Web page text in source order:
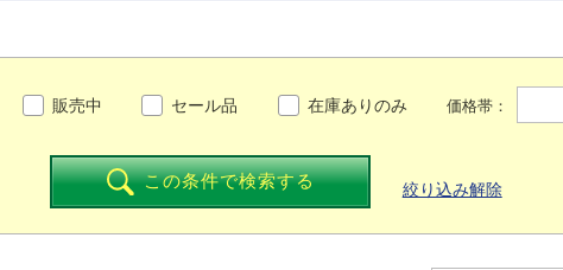
販売中 セール品 在庫ありのみ 価格帯：
この条件で検索する 絞り込み解除